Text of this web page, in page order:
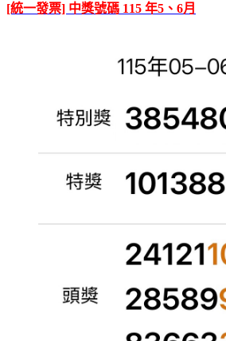
[統一發票] 中獎號碼 115 年5、6月